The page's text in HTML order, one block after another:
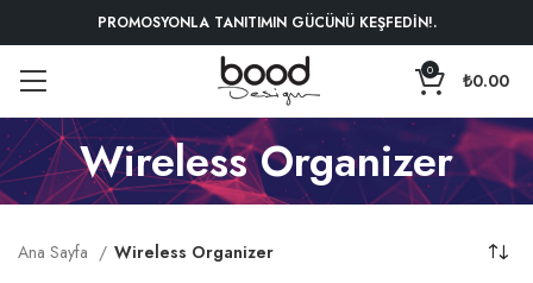
PROMOSYONLA TANITIMIN GÜCÜNÜ KEŞFEDİN!.
0 ₺0.00
Wireless Organizer
Ana Sayfa Wireless Organizer